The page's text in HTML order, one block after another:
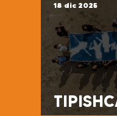
18 dic 2025